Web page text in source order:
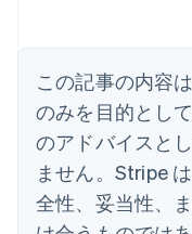
この記事の内容
のみを目的とし
のアドバイスと
ません。Stripe
全性、妥当性、
English
イギリス
English
イタリア
ItalianoEnglish
インド
English
エストニア
English